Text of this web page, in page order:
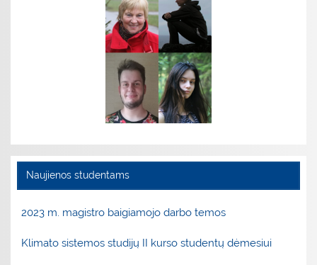
Naujienos studentams
2023 m. magistro baigiamojo darbo temos
Klimato sistemos studijų II kurso studentų dėmesiui